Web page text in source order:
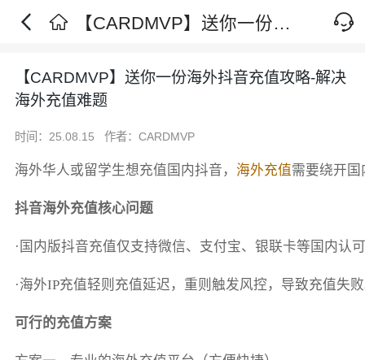
【CARDMVP】送你一份海外抖音充值攻略-解决海外充值难题
【CARDMVP】送你一份海外抖音充值攻略-解决
海外充值难题
时间：25.08.15 作者：CARDMVP
海外华人或留学生想充值国内抖音， 海外充值需要绕开
抖音海外充值核心问题
·国内版抖音充值仅支持微信、支付宝、银联卡等国内认
·海外IP充值轻则充值延迟，重则触发风控，导致充值失
可行的充值方案